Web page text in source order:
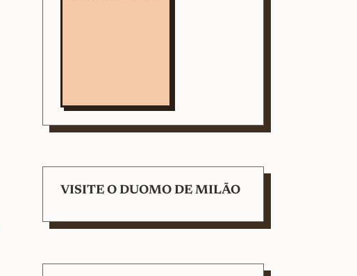
VISITE O DUOMO DE MILÃO